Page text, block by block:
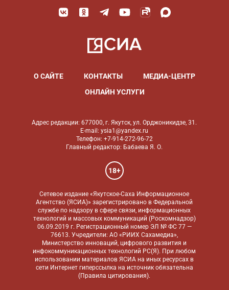
О САЙТЕ КОНТАКТЫ
МЕДИА-ЦЕНТР
ОНЛАЙН УСЛУГИ
Адрес редакции: 677000, г. Якутск, ул. Орджоникидзе, 31.
E-mail: ysia1@yandex.ru
Телефон: +7-914-272-96-72
Главный редактор: Бабаева Я. О.
18+
Сетевое издание «Якутское-Саха Информационное
Агентство (ЯСИА)» зарегистрировано в Федеральной
службе по надзору в сфере связи, информационных
технологий и массовых коммуникаций (Роскомнадзор)
06.09.2019 г. Регистрационный номер ЭЛ № ФС 77 —
76613. Учредители: АО «РИИХ Сахамедиа»,
Министерство инноваций, цифрового развития и
инфокоммуникационных технологий РС(Я). При любом
использовании материалов ЯСИА на иных ресурсах в
сети Интернет гиперссылка на источник обязательна
(Правила цитирования).